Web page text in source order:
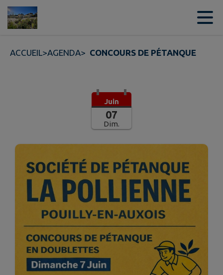
Contenu
ACCUEIL>AGENDA> CONCOURS DE PÉTANQUE
Juin
07
Dim.